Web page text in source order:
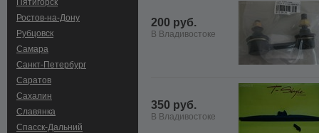
Пятигорск
Ростов-на-Дону
Рубцовск
Самара
Санкт-Петербург
Саратов
Сахалин
Славянка
Спасск-Дальний
200 руб.
В Владивостоке
350 руб.
В Владивостоке